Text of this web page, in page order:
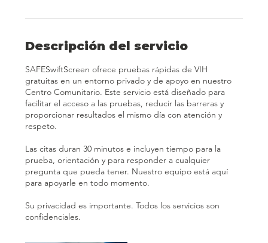
Descripción del servicio
SAFESwiftScreen ofrece pruebas rápidas de VIH
gratuitas en un entorno privado y de apoyo en nuestro
Centro Comunitario. Este servicio está diseñado para
facilitar el acceso a las pruebas, reducir las barreras y
proporcionar resultados el mismo día con atención y
respeto.
Las citas duran 30 minutos e incluyen tiempo para la
prueba, orientación y para responder a cualquier
pregunta que pueda tener. Nuestro equipo está aquí
para apoyarle en todo momento.
Su privacidad es importante. Todos los servicios son
confidenciales.